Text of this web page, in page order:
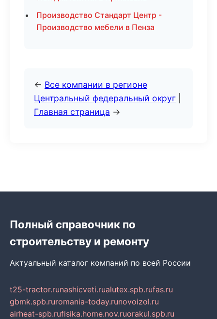
Производство Стандарт Центр -
Производство мебели в Пенза
← Все компании в регионе
Центральный федеральный округ
Главная страница →
Полный справочник по
строительству и ремонту
Актуальный каталог компаний по всей России
t25-tractor.runashicveti.rualutex.spb.rufas.ru
gbmk.spb.ruromania-today.runovoizol.ru
airheat-spb.rufisika.home.nov.ruorakul.spb.ru